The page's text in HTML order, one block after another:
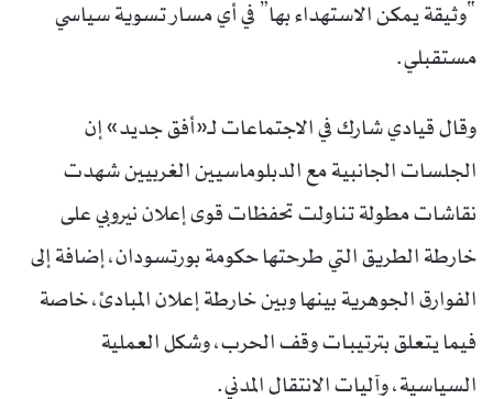
“وثيقة يمكن الاستهداء بها” في أي مسار تسوية سياسي
مستقبلي.
وقال قيادي شارك في الاجتماعات لـ«أفق جديد» إن
الجلسات الجانبية مع الدبلوماسيين الغربيين شهدت
نقاشات مطولة تناولت تحفظات قوى إعلان نيروبي على
خارطة الطريق التي طرحتها حكومة بورتسودان، إضافة إلى
الفوارق الجوهرية بينها وبين خارطة إعلان المبادئ، خاصة
فيما يتعلق بترتيبات وقف الحرب، وشكل العملية
السياسية، وآليات الانتقال المدني.